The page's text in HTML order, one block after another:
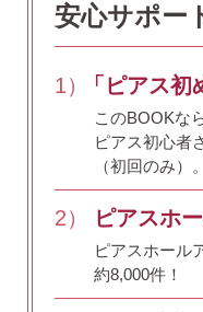
お買い物について
なでしこスタイルに
安心サポー
1） 「ピアス
このBOOKなら
ピアス初心者
（初回のみ）。
2） ピアスホ
ピアスホール
約8,000件！